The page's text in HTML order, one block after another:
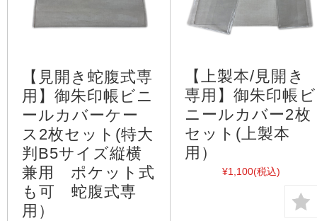
【見開き蛇腹式専
用】御朱印帳ビニ
ールカバーケー
ス2枚セット(特大
判B5サイズ縦横
兼用 ポケット式
も可 蛇腹式専
用）
【上製本/見開き
専用】御朱印帳ビ
ニールカバー2枚
セット(上製本
用）
¥1,100(税込)